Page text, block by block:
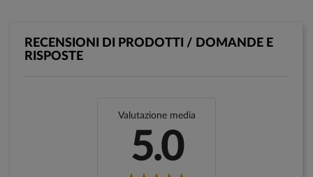
RECENSIONI DI PRODOTTI / DOMANDE E
RISPOSTE
Valutazione media
5.0